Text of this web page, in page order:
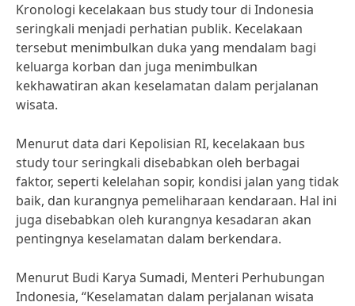
Kronologi kecelakaan bus study tour di Indonesia
seringkali menjadi perhatian publik. Kecelakaan
tersebut menimbulkan duka yang mendalam bagi
keluarga korban dan juga menimbulkan
kekhawatiran akan keselamatan dalam perjalanan
wisata.
Menurut data dari Kepolisian RI, kecelakaan bus
study tour seringkali disebabkan oleh berbagai
faktor, seperti kelelahan sopir, kondisi jalan yang tidak
baik, dan kurangnya pemeliharaan kendaraan. Hal ini
juga disebabkan oleh kurangnya kesadaran akan
pentingnya keselamatan dalam berkendara.
Menurut Budi Karya Sumadi, Menteri Perhubungan
Indonesia, “Keselamatan dalam perjalanan wisata